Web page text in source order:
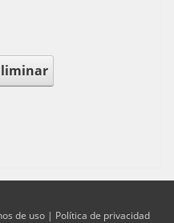
de uso | Política de privacidad